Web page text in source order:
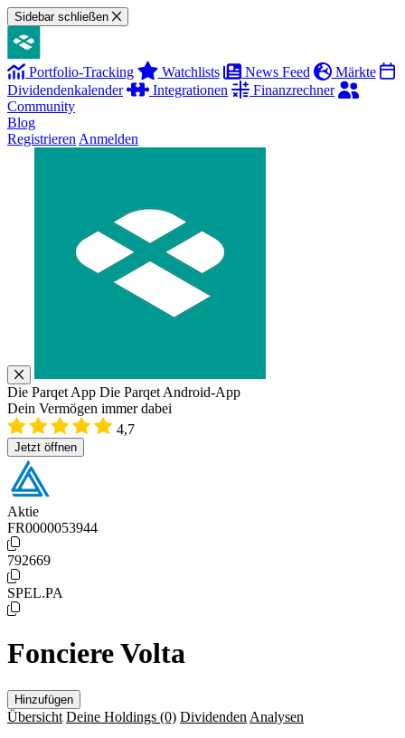
Sidebar schließen
Portfolio-Tracking Watchlists News Feed
Märkte
Dividendenkalender
Integrationen
Finanzrechner
Community
Blog
Registrieren Anmelden
Die Parqet App Die Parqet Android-App
Dein Vermögen immer dabei
4,7
Jetzt öffnen
Aktie
FR0000053944
792669
SPEL.PA
Fonciere Volta
Hinzufügen
Übersicht Deine Holdings (0) Dividenden Analysen